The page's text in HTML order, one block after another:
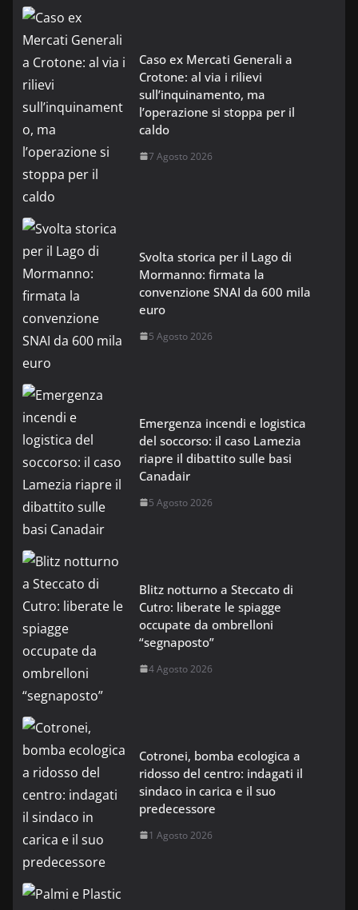
Caso ex Mercati Generali a
Crotone: al via i rilievi
sull’inquinamento, ma
l’operazione si stoppa per il
caldo
7 Agosto 2026
Svolta storica per il Lago di
Mormanno: firmata la
convenzione SNAI da 600 mila
euro
5 Agosto 2026
Emergenza incendi e logistica
del soccorso: il caso Lamezia
riapre il dibattito sulle basi
Canadair
5 Agosto 2026
Blitz notturno a Steccato di
Cutro: liberate le spiagge
occupate da ombrelloni
“segnaposto”
4 Agosto 2026
Cotronei, bomba ecologica a
ridosso del centro: indagati il
sindaco in carica e il suo
predecessore
1 Agosto 2026